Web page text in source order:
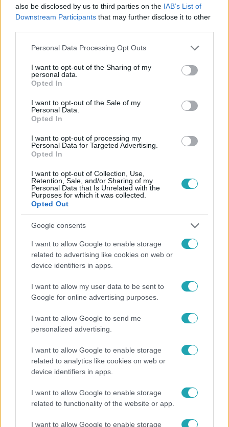
also be disclosed by us to third parties on the IAB’s List of
Downstream Participants that may further disclose it to other
Please note that this website/app uses one or more Google
not limited to your visit or usage behaviour. You may click to
grant or deny consent to Google and its third-party tags to
use your data for below specified purposes in below Google
consent section.
Personal Data Processing Opt Outs
I want to opt-out of the Sharing of my
personal data.
Opted In
I want to opt-out of the Sale of my
Personal Data.
Opted In
I want to opt-out of processing my
Personal Data for Targeted Advertising.
Opted In
I want to opt-out of Collection, Use,
Retention, Sale, and/or Sharing of my
Personal Data that Is Unrelated with the
Purposes for which it was collected.
Opted Out
Google consents
I want to allow Google to enable storage
related to advertising like cookies on web or
device identifiers in apps.
I want to allow my user data to be sent to
Google for online advertising purposes.
I want to allow Google to send me
personalized advertising.
I want to allow Google to enable storage
related to analytics like cookies on web or
device identifiers in apps.
I want to allow Google to enable storage
related to functionality of the website or app.
I want to allow Google to enable storage
#ÉLETMÓD # AZ ÉV HOTELE #RTL PLUSZ #RTL+
BALATONKENESE KEHIDAKUSTÁNY
Ez a nyári lábbeli észrevétlenül nyírja ki a bokádat